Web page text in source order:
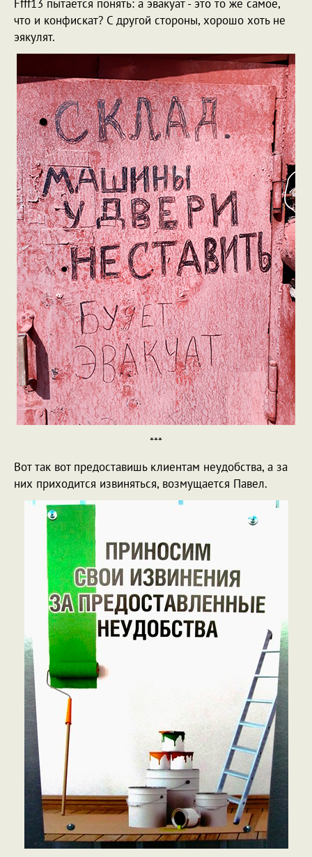
Ffff13 пытается понять: а эвакуат - это то же самое,
что и конфискат? С другой стороны, хорошо хоть не
эякулят.
***
Вот так вот предоставишь клиентам неудобства, а за
них приходится извиняться, возмущается Павел.